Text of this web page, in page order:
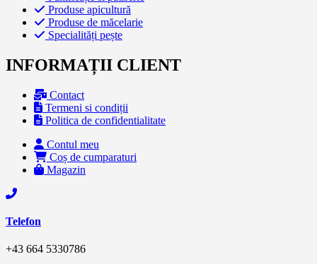
Produse apicultură
Produse de măcelarie
Specialități pește
INFORMAȚII CLIENT
Contact
Termeni si condiții
Politica de confidentialitate
Contul meu
Coș de cumparaturi
Magazin
Telefon
+43 664 5330786